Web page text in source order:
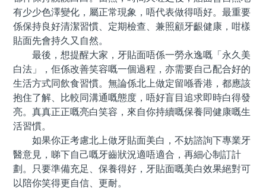
有少少色澤變化，屬正常現象，唔代表做得唔好。最重要
係保持良好清潔習慣、定期檢查、兼照顧牙齦健康，咁樣
貼面先會持久又自然。
最後，想提醒大家，牙貼面唔係一勞永逸嘅「永久美
白法」，佢係改善笑容嘅一個過程，亦需要自己配合好的
生活方式同飲食習慣。無論係北上做定留喺香港，都應該
抱住了解、比較同溝通嘅態度，唔好盲目追求即時白得發
亮。真真正正嘅亮白笑容，來自你持續嘅保養同健康嘅生
活習慣。
如果你正考慮北上做牙貼面美白，不妨諮詢下專業牙
醫意見，睇下自己嘅牙齒狀況適唔適合，再細心制訂計
劃。只要準備充足、保養得好，牙貼面嘅美白效果絕對可
以陪你笑得更自信、更耐。